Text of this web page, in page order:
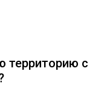
территорию с